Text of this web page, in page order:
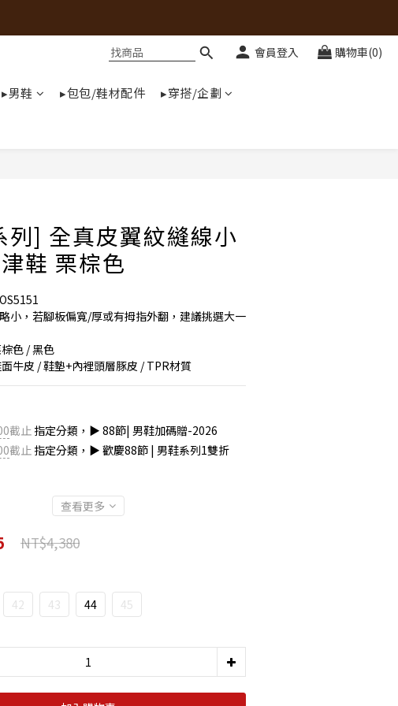
會員登入 購物車(0)
▸男鞋 ▸包包/鞋材配件 ▸穿搭/企劃
列] 全真皮翼紋縫線小
鞋 栗棕色
小，若腳板偏寬/厚或有拇指外翻，建議挑選大一
色 / 黑色
牛皮 / 鞋墊+內裡頭層豚皮 / TPR材質
截止 指定分類，▶︎ 88節| 男鞋加碼贈-2026
截止 指定分類，▶︎ 歡慶88節 | 男鞋系列1雙折
查看更多
NT$4,380
42 43 44 45